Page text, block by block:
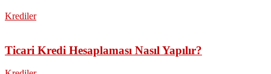
Krediler
Ticari Kredi Hesaplaması Nasıl Yapılır?